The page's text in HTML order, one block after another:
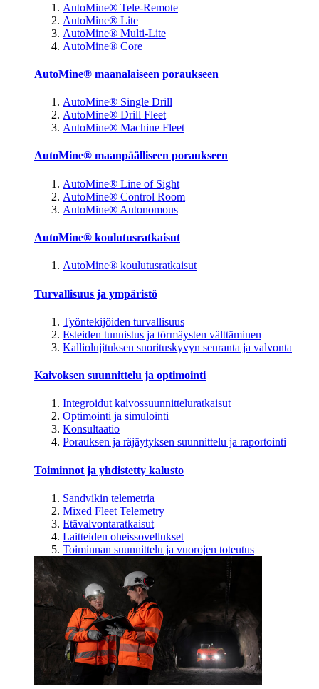
AutoMine® Tele-Remote
AutoMine® Lite
AutoMine® Multi-Lite
AutoMine® Core
AutoMine® maanalaiseen poraukseen
AutoMine® Single Drill
AutoMine® Drill Fleet
AutoMine® Machine Fleet
AutoMine® maanpäälliseen poraukseen
AutoMine® Line of Sight
AutoMine® Control Room
AutoMine® Autonomous
AutoMine® koulutusratkaisut
AutoMine® koulutusratkaisut
Turvallisuus ja ympäristö
Työntekijöiden turvallisuus
Esteiden tunnistus ja törmäysten välttäminen
Kalliolujituksen suorituskyvyn seuranta ja valvonta
Kaivoksen suunnittelu ja optimointi
Integroidut kaivossuunnitteluratkaisut
Optimointi ja simulointi
Konsultaatio
Porauksen ja räjäytyksen suunnittelu ja raportointi
Toiminnot ja yhdistetty kalusto
Sandvikin telemetria
Mixed Fleet Telemetry
Etävalvontaratkaisut
Laitteiden oheissovellukset
Toiminnan suunnittelu ja vuorojen toteutus